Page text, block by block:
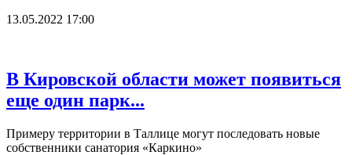
13.05.2022 17:00
В Кировской области может появиться
еще один парк...
Примеру территории в Таллице могут последовать новые
собственники санатория «Каркино»